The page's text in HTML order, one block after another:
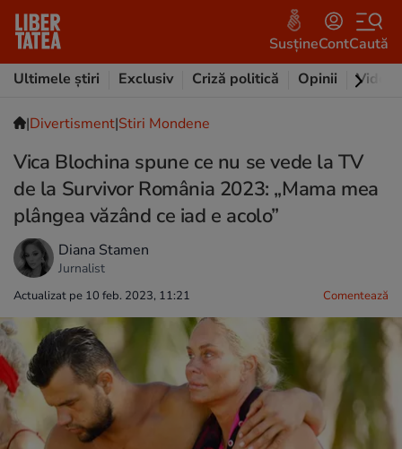
SusțineContCaută
Ultimele știri
Exclusiv Criză politică Opinii Video
|Divertisment|Stiri Mondene
Vica Blochina spune ce nu se vede la TV
de la Survivor România 2023: „Mama mea
plângea văzând ce iad e acolo”
Diana Stamen
Jurnalist
Actualizat pe 10 feb. 2023, 11:21 Comentează